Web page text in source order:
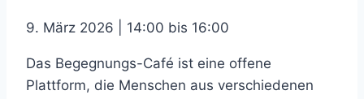
9. März 2026 | 14:00 bis 16:00
Das Begegnungs-Café ist eine offene
Plattform, die Menschen aus verschiedenen